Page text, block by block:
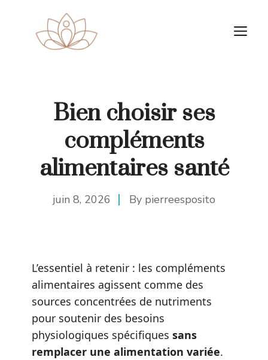
contenu
Bien choisir ses
compléments
alimentaires santé
juin 8, 2026 By pierreesposito
L’essentiel à retenir : les compléments
alimentaires agissent comme des
sources concentrées de nutriments
pour soutenir des besoins
physiologiques spécifiques sans
remplacer une alimentation variée.